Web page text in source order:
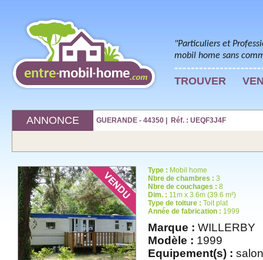
"Particuliers et
mobil home sans
TROUVER
ANNONCE GUERANDE - 44350 | Réf. : UEQF3J4F
Type : Mobil home
Nbre de chambres : 3
Nbre de couchages : 8
Dim. : 11m x 3.6m (39.6 m²)
Type de toiture : Toit plat
Année de fabrication : 1999
Marque : WILLERBY
Modèle : 1999
Equipement(s) :